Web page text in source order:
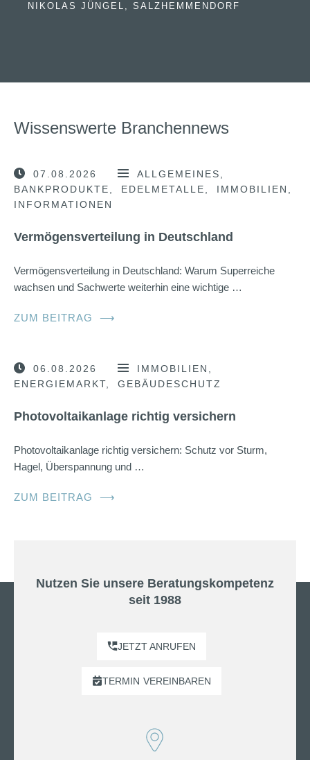
NIKOLAS JÜNGEL, SALZHEMMENDORF
Wissenswerte Branchennews
07.08.2026
ALLGEMEINES
BANKPRODUKTE
EDELMETALLE
IMMOBILIEN
INFORMATIONEN
Vermögensverteilung in Deutschland
Vermögensverteilung in Deutschland: Warum Superreiche
wachsen und Sachwerte weiterhin eine wichtige …
ZUM BEITRAG ⟶
06.08.2026
IMMOBILIEN
ENERGIEMARKT
GEBÄUDESCHUTZ
Photovoltaikanlage richtig versichern
Photovoltaikanlage richtig versichern: Schutz vor Sturm,
Hagel, Überspannung und …
ZUM BEITRAG ⟶
Nutzen Sie unsere Beratungskompetenz
seit 1988
JETZT ANRUFEN
TERMIN VEREINBAREN